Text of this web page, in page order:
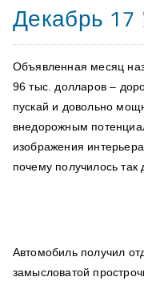
Декабрь 17
Объявленная месяц
96 тыс. долларов –
пускай и довольно
внедорожным
изображения
почему получилось так
Автомобиль получил
замысловатой